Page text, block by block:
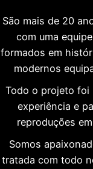
São mais de 20
com uma
formados em
modernos
Todo o projeto foi
experiência e
reproduções
Somos
tratada com todo